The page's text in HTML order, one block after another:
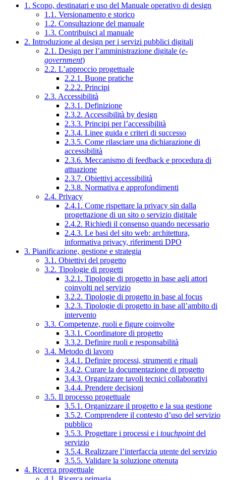
1. Scopo, destinatari e uso del Manuale operativo di design
1.1. Versionamento e storico
1.2. Consultazione del manuale
1.3. Contribuisci al manuale
2. Introduzione al design per i servizi pubblici digitali
2.1. Design per l’amministrazione digitale (e-
government)
2.2. L’approccio progettuale
2.2.1. Buone pratiche
2.2.2. Principi
2.3. Accessibilità
2.3.1. Definizione
2.3.2. Accessibilità by design
2.3.3. Principi per l’accessibilità
2.3.4. Linee guida e criteri di successo
2.3.5. Come rilasciare una dichiarazione di
accessibilità
2.3.6. Meccanismo di feedback e procedura di
attuazione
2.3.7. Obiettivi accessibilità
2.3.8. Normativa e approfondimenti
2.4. Privacy
2.4.1. Come rispettare la privacy sin dalla
progettazione di un sito o servizio digitale
2.4.2. Richiedi il consenso quando necessario
2.4.3. Le basi del sito web: architettura,
informativa privacy, riferimenti DPO
3. Pianificazione, gestione e strategia
3.1. Obiettivi del progetto
3.2. Tipologie di progetti
3.2.1. Tipologie di progetto in base agli attori
coinvolti nel servizio
3.2.2. Tipologie di progetto in base al focus
3.2.3. Tipologie di progetto in base all’ambito di
intervento
3.3. Competenze, ruoli e figure coinvolte
3.3.1. Coordinatore di progetto
3.3.2. Definire ruoli e responsabilità
3.4. Metodo di lavoro
3.4.1. Definire processi, strumenti e rituali
3.4.2. Curare la documentazione di progetto
3.4.3. Organizzare tavoli tecnici collaborativi
3.4.4. Prendere decisioni
3.5. Il processo progettuale
3.5.1. Organizzare il progetto e la sua gestione
3.5.2. Comprendere il contesto d’uso del servizio
pubblico
3.5.3. Progettare i processi e i touchpointdel
servizio
3.5.4. Realizzare l’interfaccia utente del servizio
3.5.5. Validare la soluzione ottenuta
4. Ricerca progettuale